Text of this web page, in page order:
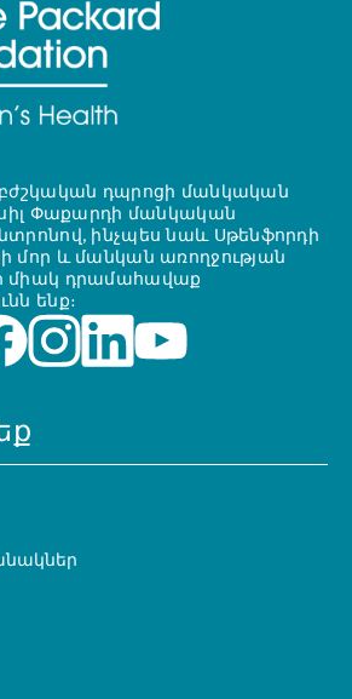
դպրոցի մանկական
Փաքարդի մանկական
ինչպես նաև Սթենֆորդի
մոր և մանկան առողջության
միակ դրամահավաք
ենք։